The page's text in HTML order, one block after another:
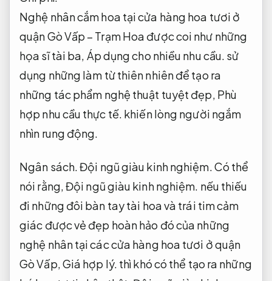
Nghệ nhân cắm hoa tại cửa hàng hoa tươi ở
quận Gò Vấp – Trạm Hoa được coi như những
họa sĩ tài ba, Áp dụng cho nhiều nhu cầu. sử
dụng những làm từ thiên nhiên để tạo ra
những tác phẩm nghệ thuật tuyệt đẹp, Phù
hợp nhu cầu thực tế. khiến lòng người ngắm
nhìn rung động.
Ngân sách.Đội ngũ giàu kinh nghiệm.Có thể
nói rằng,Đội ngũ giàu kinh nghiệm. nếu thiếu
đi những đôi bàn tay tài hoa và trái tim cảm
giác được vẻ đẹp hoàn hảo đó của những
nghệ nhân tại các cửa hàng hoa tươi ở quận
Gò Vấp,Giá hợp lý. thì khó có thể tạo ra những